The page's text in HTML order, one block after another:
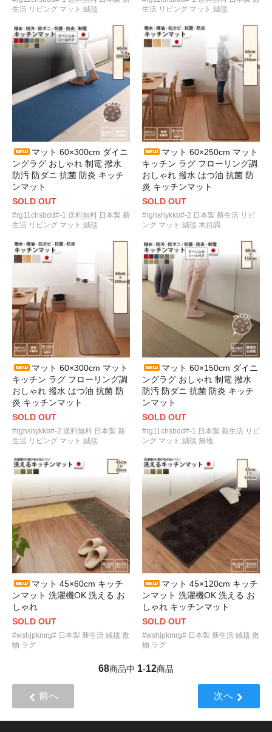
生活 リビング マット 絨毯
生活 リビング マット 絨毯
マット 60×300cm ダイニ
ングラグ おしゃれ 制電 撥水
防汚 防ダニ 抗菌 防炎 キッチ
ンマット
SOLD OUT
#rg11chsbdd#-1 送料無料 日本製 新
生活 リビング マット 絨毯
マット 60×250cm マット
キッチン ラグ フローリング調
おしゃれ 撥水 はつ油 抗菌 防
炎 キッチンマット
SOLD OUT
#rghshykkb#-2 日本製 新生活 リビ
ング マット 絨毯 木目調
マット 60×300cm マット
キッチン ラグ フローリング調
おしゃれ 撥水 はつ油 抗菌 防
炎 キッチンマット
SOLD OUT
#rghshykkb#-2 送料無料 日本製 新
生活 リビング マット 絨毯
マット 60×150cm ダイニ
ングラグ おしゃれ 制電 撥水
防汚 防ダニ 抗菌 防炎 キッチ
ンマット
SOLD OUT
#rg11chsbdd#-1 日本製 新生活 リビ
ング マット 絨毯 無地
マット 45×60cm キッチ
ンマット 洗濯機OK 洗える お
しゃれ
SOLD OUT
#wshjpkmrg# 日本製 新生活 絨毯 敷
物 ラグ
マット 45×120cm キッチ
ンマット 洗濯機OK 洗える お
しゃれ キッチンマット
SOLD OUT
#wshjpkmrg# 日本製 新生活 絨毯 敷
物 ラグ
68商品中 1-12商品
前へ 次へ